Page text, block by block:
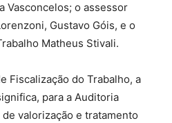
Vasconcelos; o assessor
Gustavo Góis, e o
Matheus Stivali.
Fiscalização do Trabalho, a
para a Auditoria
valorização e tratamento